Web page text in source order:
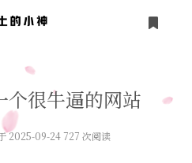
章
个很牛逼的网站
2025-09-24 727 次阅读